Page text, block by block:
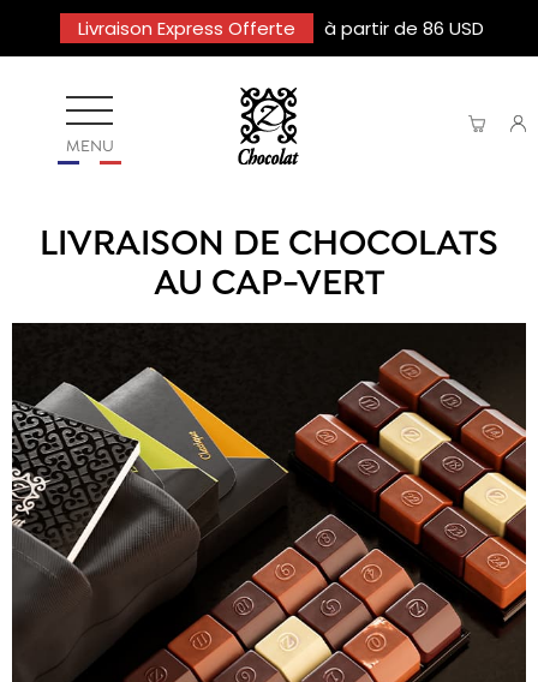
Livraison Express Offerte à partir de 86 USD
MENU
LIVRAISON DE CHOCOLATS
AU CAP-VERT